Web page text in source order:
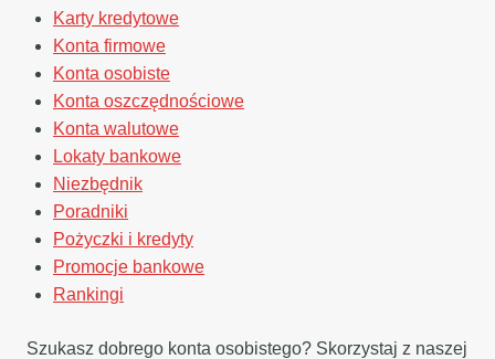
Karty kredytowe
Konta firmowe
Konta osobiste
Konta oszczędnościowe
Konta walutowe
Lokaty bankowe
Niezbędnik
Poradniki
Pożyczki i kredyty
Promocje bankowe
Rankingi
Szukasz dobrego konta osobistego? Skorzystaj z naszej